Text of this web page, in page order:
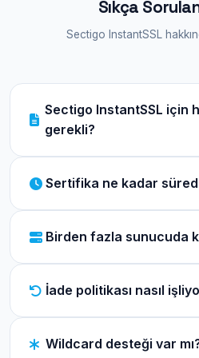
Sıkça
Sectigo InstantSSL
Sectigo InstantSSL için
gerekli?
levhası, ticaret sicil
doğrulaması gerekir.
şirket doğrulaması yapılır.
Sertifika ne kadar
tamamlandıktan sonra1-3
olur ve kullanıma hazırdır.
Birden fazla sunucuda
sunucu lisansıile gelir.
istediğiniz kadar sunucuda
yapabilirsiniz.
İade politikası nasıl
koşulsuz ücret iadesi talep
Wildcard desteği var